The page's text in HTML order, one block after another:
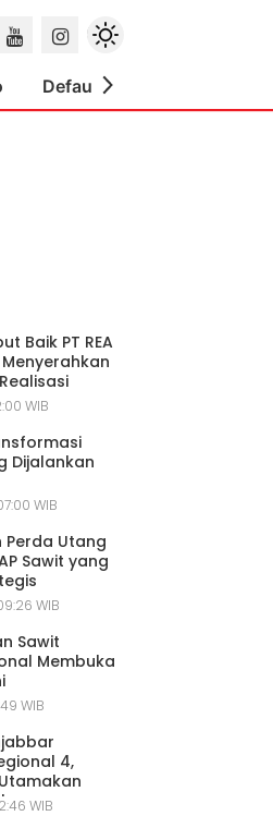
Default
Baik PT REA
WIB
Dijalankan
WIB
Perda Utang
Sawit yang
WIB
Sawit
Membuka
WIB
4,
WIB